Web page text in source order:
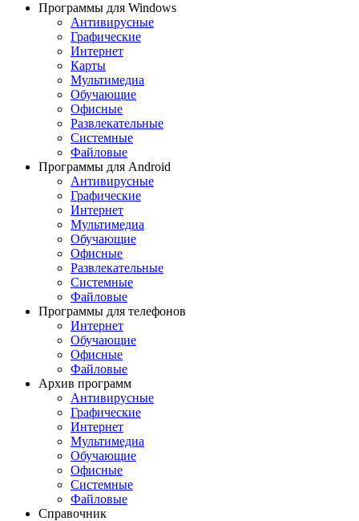
Программы для Windows
Антивирусные
Графические
Интернет
Карты
Мультимедиа
Обучающие
Офисные
Развлекательные
Системные
Файловые
Программы для Android
Антивирусные
Графические
Интернет
Мультимедиа
Обучающие
Офисные
Развлекательные
Системные
Файловые
Программы для телефонов
Интернет
Обучающие
Офисные
Файловые
Архив программ
Антивирусные
Графические
Интернет
Мультимедиа
Обучающие
Офисные
Системные
Файловые
Справочник